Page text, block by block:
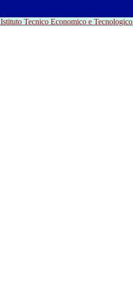
Istituto Tecnico Economico e Tecnologico